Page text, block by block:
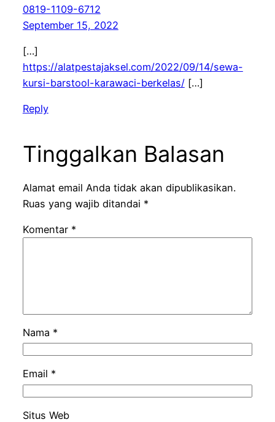
0819-1109-6712
September 15, 2022
[…]
https://alatpestajaksel.com/2022/09/14/sewa-
kursi-barstool-karawaci-berkelas/[…]
Reply
Tinggalkan Balasan
Alamat email Anda tidak akan dipublikasikan.
Ruas yang wajib ditandai *
Komentar *
Nama *
Email *
Situs Web